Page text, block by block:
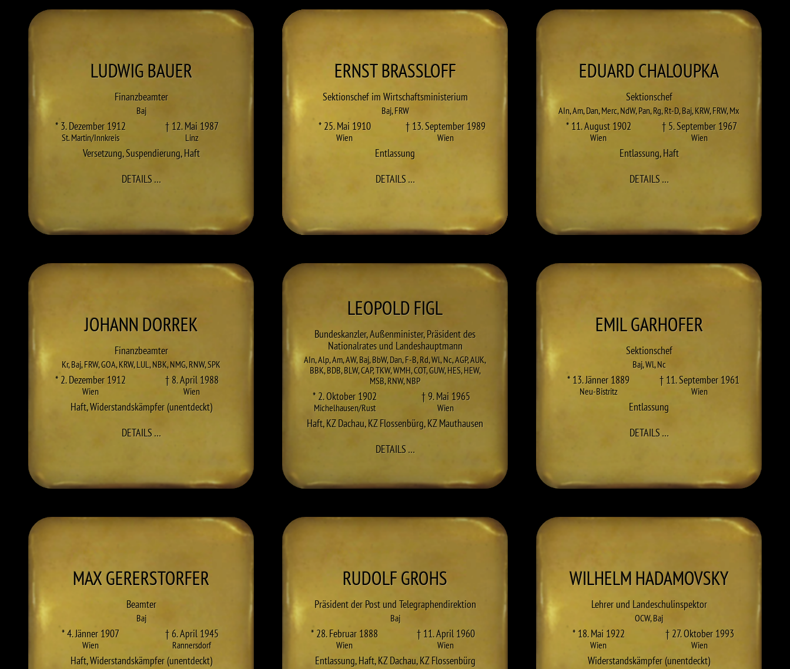
LUDWIGBAUER
Finanzbeamter
Baj
* 3. Dezember 1912
St. Martin/Innkreis
† 12. Mai 1987
Linz
Versetzung,Suspendierung,Haft
DETAILS…ZU LUDWIG BAUER
ERNSTBRASSLOFF
Sektionschef im Wirtschaftsministerium
Baj,FRW
* 25. Mai 1910
Wien
† 13. September 1989
Wien
Entlassung
DETAILS…ZU ERNST BRASSLOFF
EDUARDCHALOUPKA
Sektionschef
AIn,Am,Dan,Merc,NdW,Pan,Rg,Rt-D,Baj,KRW,FRW,Mx
* 11. August 1902
Wien
† 5. September 1967
Wien
Entlassung,Haft
DETAILS…ZU EDUARD CHALOUPKA
JOHANNDORREK
Finanzbeamter
Kr,Baj,FRW,GOA,KRW,LUL,NBK,NMG,RNW,SPK
* 2. Dezember 1912
Wien
† 8. April 1988
Wien
Haft,Widerstandskämpfer (unentdeckt)
DETAILS…ZU JOHANN DORREK
LEOPOLDFIGL
Bundeskanzler, Außenminister, Präsident des
Nationalrates und Landeshauptmann
AIn,Alp,Am,AW,Baj,BbW,Dan,F-B,Rd,Wl,Nc,AGP,AUK,
BBK,BDB,BLW,CAP,TKW,WMH,COT,GUW,HES,HEW,
MSB,RNW,NBP
* 2. Oktober 1902
Michelhausen/Rust
† 9. Mai 1965
Wien
Haft,KZ Dachau,KZ Flossenbürg,KZ Mauthausen
DETAILS…ZU LEOPOLD FIGL
EMILGARHOFER
Sektionschef
Baj,Wl,Nc
* 13. Jänner 1889
Neu-Bistritz
† 11. September 1961
Wien
Entlassung
DETAILS…ZU EMIL GARHOFER
MAXGERERSTORFER
Beamter
Baj
* 4. Jänner 1907
Wien
† 6. April 1945
Rannersdorf
Haft,Widerstandskämpfer (unentdeckt)
RUDOLFGROHS
Präsident der Post und Telegraphendirektion
Baj
* 28. Februar 1888
Wien
† 11. April 1960
Wien
Entlassung,Haft,KZ Dachau,KZ Flossenbürg
WILHELMHADAMOVSKY
Lehrer und Landeschulinspektor
OCW,Baj
* 18. Mai 1922
Wien
† 27. Oktober 1993
Wien
Widerstandskämpfer (unentdeckt)